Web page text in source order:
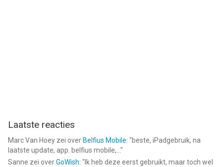
Laatste reacties
Marc Van Hoey zei over Belfius Mobile: "beste, iPadgebruik, na
laatste update, app. belfius mobile,... "
Sanne zei overGoWish: " Ik heb deze eerst gebruikt, maar toch wel